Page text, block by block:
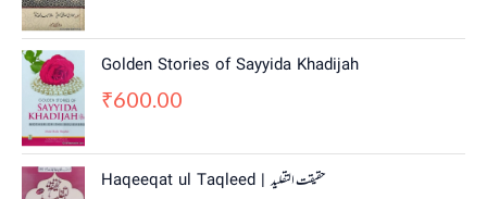
Golden Stories of Sayyida Khadijah
₹600.00
Haqeeqat ul Taqleed | حقیقت التقلید